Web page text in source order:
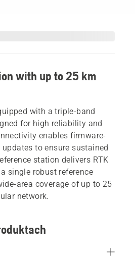
with up to 25 km
with a triple-band
for high reliability and
enables firmware-
updates to ensure sustained
station delivers RTK
single robust reference
area coverage of up to 25
network.